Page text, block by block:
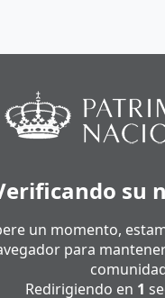
su
un momento,
para
Redirigiendo en 1